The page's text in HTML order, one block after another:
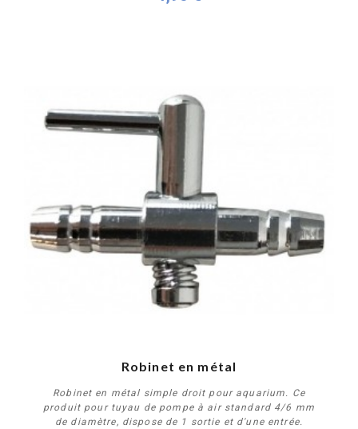
Robinet en métal
Robinet en métal simple droit pour aquarium. Ce
produit pour tuyau de pompe à air standard 4/6 mm
de diamètre, dispose de 1 sortie et d'une entrée.